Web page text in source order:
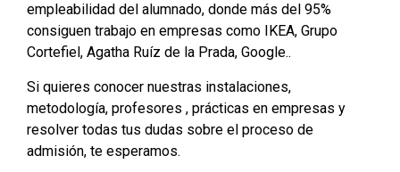
empleabilidad del alumnado, donde más del 95%
consiguen trabajo en empresas como IKEA, Grupo
Cortefiel, Agatha Ruíz de la Prada, Google..
Si quieres conocer nuestras instalaciones,
metodología, profesores , prácticas en empresas y
resolver todas tus dudas sobre el proceso de
admisión, te esperamos.